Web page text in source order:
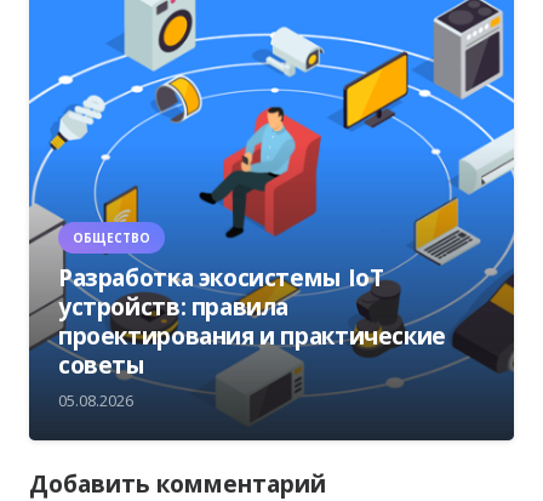
ОБЩЕСТВО
Разработка экосистемы IoT
устройств: правила
проектирования и практические
советы
05.08.2026
Добавить комментарий